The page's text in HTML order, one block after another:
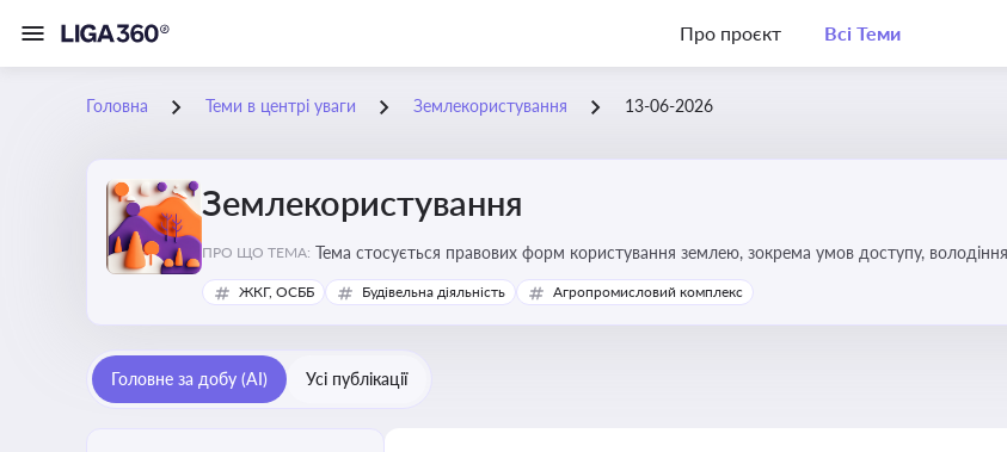
Про проєкт Всі Теми
Головна Теми в центрі уваги Землекористування 13-06-2026
Землекористування
ПРО ЩО ТЕМА: Тема стосується правових форм користування землею, зокрема умов доступу,
власності
ЖКГ, ОСББ Будівельна діяльність Агропромисловий комплекс
Головне за добу (AI) Усі публікації